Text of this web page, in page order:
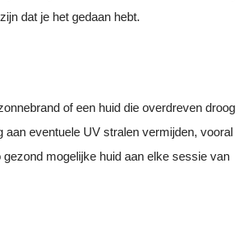
dat je het gedaan hebt.
of een huid die overdreven droog
eventuele UV stralen vermijden, vooral
mogelijke huid aan elke sessie van